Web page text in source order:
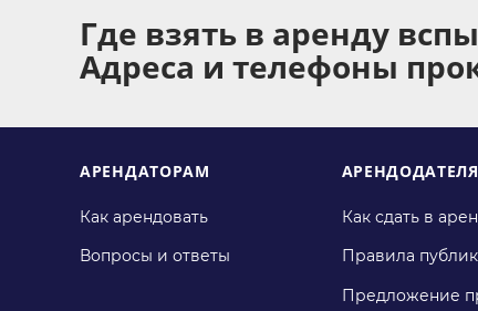
Где взять в аренду
Адреса и телефоны
АРЕНДАТОРАМ
Как арендовать
Вопросы и ответы
Как сдать в
Правила
Предложение